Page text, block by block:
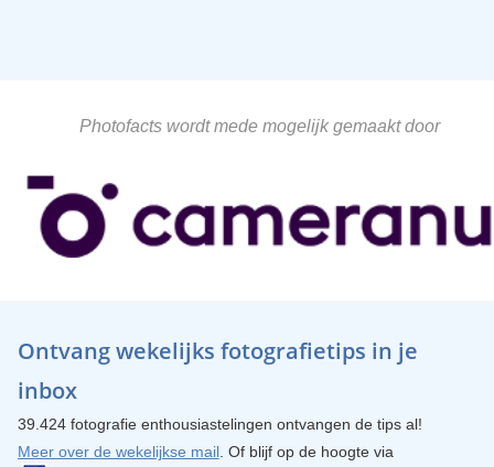
Photofacts wordt mede mogelijk gemaakt door
Ontvang wekelijks fotografietips in je
inbox
39.424 fotografie enthousiastelingen ontvangen de tips al!
Meer over de wekelijkse mail. Of blijf op de hoogte via